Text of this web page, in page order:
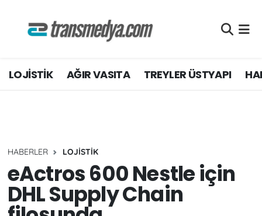
LOJİSTİK AĞIR VASITA TREYLER ÜSTYAPI
HABERLER LOJİSTİK
eActros 600 Nestle için
DHL Supply Chain
TİCARİ ARAÇLAR
AKTÜEL
Nöbetçi Eczaneler
Hava Durumu
Süper Lig Puan Durumu ve Fikstür
Tüm Manşetler